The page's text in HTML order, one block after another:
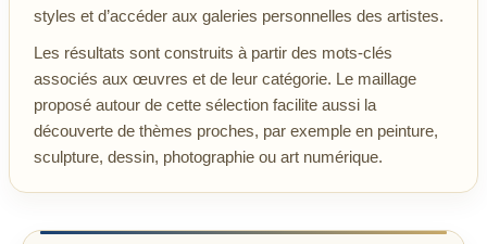
styles et d’accéder aux galeries personnelles des artistes.
Les résultats sont construits à partir des mots-clés
associés aux œuvres et de leur catégorie. Le maillage
proposé autour de cette sélection facilite aussi la
découverte de thèmes proches, par exemple en peinture,
sculpture, dessin, photographie ou art numérique.